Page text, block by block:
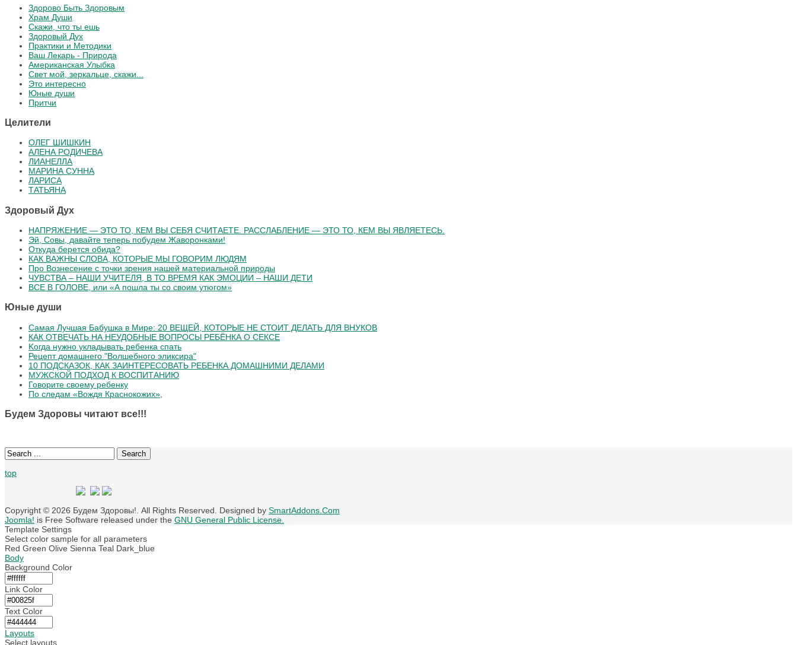
Здорово Быть Здоровым
Храм Души
Скажи, что ты ешь
Здоровый Дух
Практики и Методики
Ваш Лекарь - Природа
Американская Улыбка
Свет мой, зеркальце, скажи...
Это интересно
Юные души
Притчи
Целители
ОЛЕГ ШИШКИН
АЛЕНА РОДИЧЕВА
ЛИАНЕЛЛА
МАРИНА СУННА
ЛАРИСА
ТАТЬЯНА
Здоровый Дух
НАПРЯЖЕНИЕ — ЭТО ТО, КЕМ ВЫ СЕБЯ СЧИТАЕТЕ. РАССЛАБЛЕНИЕ — ЭТО ТО, КЕМ ВЫ ЯВЛЯЕТЕСЬ.
Эй, Совы, давайте теперь побудем Жаворонками!
Откуда берется обида?
КАК ВАЖНЫ СЛОВА, КОТОРЫЕ МЫ ГОВОРИМ ЛЮДЯМ
Про Вознесение с точки зрения нашей материальной природы
ЧУВСТВА – НАШИ УЧИТЕЛЯ, В ТО ВРЕМЯ КАК ЭМОЦИИ – НАШИ ДЕТИ
ВСЕ В ГОЛОВЕ, или «А пошла ты со своим утюгом»
Юные души
Самая Лучшая Бабушка в Мире: 20 ВЕЩЕЙ, КОТОРЫЕ НЕ СТОИТ ДЕЛАТЬ ДЛЯ ВНУКОВ
КАК ОТВЕЧАТЬ НА НЕУДОБНЫЕ ВОПРОСЫ РЕБЁНКА О СЕКСЕ
Koгдa нужнo уклaдывaть peбeнкa cпaть
Рецепт домашнего "Волшебного эликсира"
10 ПОДСКАЗОК, КАК ЗАИНТЕРЕСОВАТЬ РЕБЕНКА ДОМАШНИМИ ДЕЛАМИ
МУЖСКОЙ ПОДХОД К ВОСПИТАНИЮ
Говорите своему ребенку
По следам «Вождя Краснокожих»,
Будем Здоровы читают все!!!
Search
top
Copyright © 2026 Будем Здоровы!. All Rights Reserved. Designed by SmartAddons.Com
Joomla! is Free Software released under the GNU General Public License.
Template Settings
Select color sample for all parameters
Red Green Olive Sienna Teal Dark_blue
Body
Background Color
Link Color
Text Color
Layouts
Select layouts